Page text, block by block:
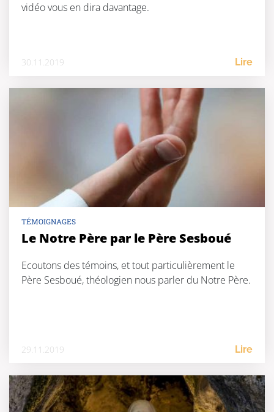
vidéo vous en dira davantage.
30.11.2019 Lire
TÉMOIGNAGES
Le Notre Père par le Père Sesboué
Ecoutons des témoins, et tout particulièrement le
Père Sesboué, théologien nous parler du Notre Père.
29.11.2019 Lire